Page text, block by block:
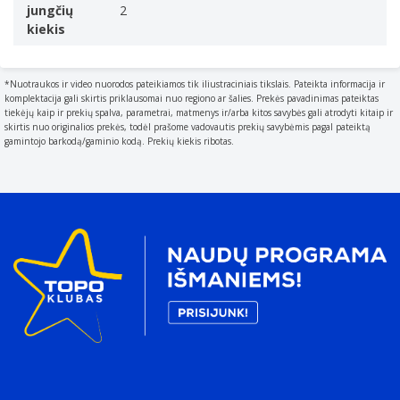
0,9
Galios koeficiento pataisos (PFC) tipas
Kompleksinė galia (+3,3 V)
100 W
Kompleksinė galia (+12 V)
300 W
100 W
Kompleksinė galia (+5 VSB)
10 W
Didžiausia išėjimo įtampa (+3,3 V)
16 A
Didžiausia išėjimo įtampa (+12 V1)
jungčių
kiekis
2
*Nuotraukos ir video nuorodos pateikiamos tik iliustraciniais tikslais. Pateikta informacija ir
komplektacija gali skirtis priklausomai nuo regiono ar šalies. Prekės pavadinimas pateiktas
tiekėjų kaip ir prekių spalva, parametrai, matmenys ir/arba kitos savybės gali atrodyti kitaip ir
skirtis nuo originalios prekės, todėl prašome vadovautis prekių savybėmis pagal pateiktą
gamintojo barkodą/gaminio kodą. Prekių kiekis ribotas.